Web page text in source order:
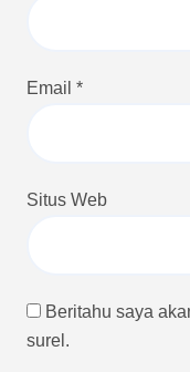
Email *
Situs Web
Beritahu saya
surel.